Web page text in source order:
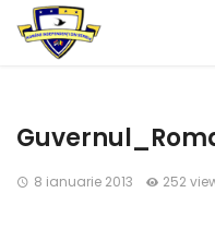
8 ianuarie 2013 252